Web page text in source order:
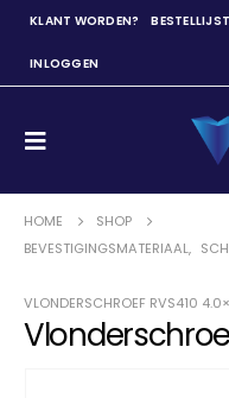
KLANT WORDEN? BESTELLIJST
INLOGGEN
HOME
SHOP
BEVESTIGINGSMATERIAAL,
VLONDERSCHROEF RVS410